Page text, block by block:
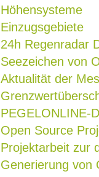
Höhensysteme
Einzugsgebiete
24h Regenradar
Seezeichen von
Aktualität der
PEGELONLINE-
Open Source
Projektarbeit zur
Generierung von